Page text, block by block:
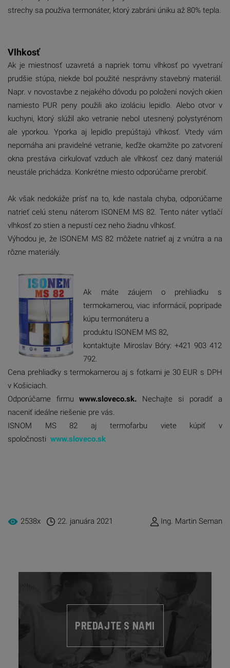
strechy sa používa termonáter, ktorý zabráni úniku až 80% tepla.
Vlhkosť
Ak je miestnosť uzavretá a napriek tomu vlhkosť po vyvetraní
prudšie stúpa, niekde bol použité nesprávny stavebný materiál.
Napr. v novostavbe z nejakého dôvodu po položení nových okien
namiesto PUR peny použili ako izoláciu lepidlo. Alebo otvor v
kuchyni, ktorý slúžil ako vetranie nebol utesnený polystyrénom
ale yporkou. Yporka aj lepidlo prepúštajú vlhkosť. Vtedy vám
nepomáha ani pravidelné vetranie, keďže okamžite po zatvorení
okna prestáva cirkulovať vzduch ale vlhkosť cez daný materiál
neustále prichádza. Konkrétne miesto odporúčame prerobiť.
Ak však nedokáže prísť na to, kde nastala chyba, odporúčame
natrieť celú stenu náterom ISONEM MS 82. Tento náter vytlačí
vlhkosť zo stien a nepustí cez neho žiadnu vlhkosť.
Výhodou je, že ISONEM MS 82 môžete natrieť aj z vnútra a na
rôzne materiály.
Ak máte záujem o prehliadku s
termokamerou, viac informácií, poprípade
kúpu termonáteru a
produktu ISONEM MS 82,
kontaktujte Miroslav Bóry: +421 903 412
792.
Cena prehliadky s termokamerou aj s fotkami je 30 EUR s DPH
v Košiciach.
Odporúčame firmu www.sloveco.sk. Nechajte si poradiť a
naceniť ideálne riešenie pre vás.
ISNOM MS 82 aj termofarbu viete kúpiť v
spoločnosti www.sloveco.sk
2538x 22. januára 2021 Ing. Martin Seman
PREDAJTE S NAMI